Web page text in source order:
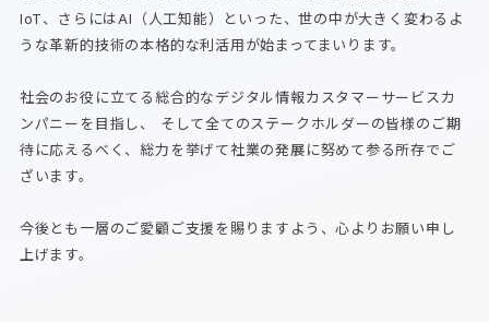
IoT、さらにはAI（人工知能）といった、世の中が大きく変わるよ
うな革新的技術の本格的な利活用が始まってまいります。
社会のお役に立てる総合的なデジタル情報カスタマーサービスカ
ンパニーを目指し、 そして全てのステークホルダーの皆様のご期
待に応えるべく、総力を挙げて社業の発展に努めて参る所存でご
ざいます。
今後とも一層のご愛顧ご支援を賜りますよう、心よりお願い申し
上げます。